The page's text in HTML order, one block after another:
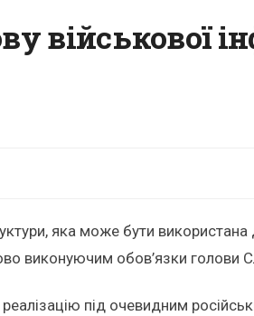
військової
яка може бути використана
виконуючим обов’язки голови
під очевидним